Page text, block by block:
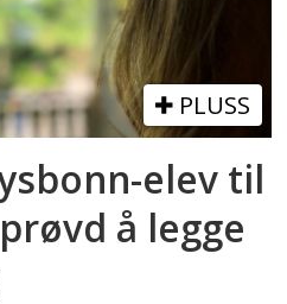
PLUSS
elev til
å legge